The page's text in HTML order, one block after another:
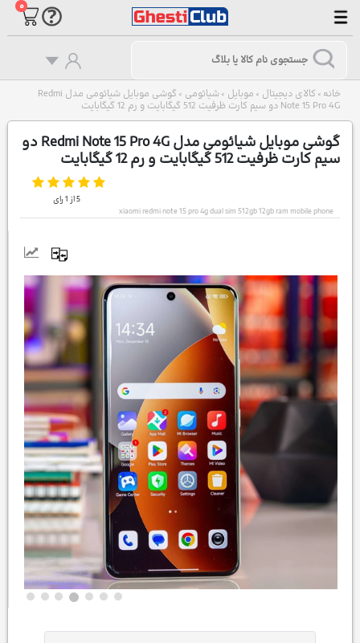
۰
خانه > کالای دیجیتال > موبایل > شیائومی >
گوشی موبایل شیائومی مدل Redmi
Note 15 Pro 4G دو سیم کارت ظرفیت 512 گیگابایت و رم 12 گیگابایت
گوشی موبایل شیائومی مدل Redmi Note 15 Pro 4G دو
سیم کارت ظرفیت 512 گیگابایت و رم 12 گیگابایت
5از 1رای
xiaomi redmi note 15 pro 4g dual sim 512gb 12gb ram mobile phone